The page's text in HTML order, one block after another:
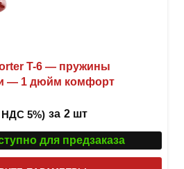
T-6 — пружины
— 1 дюйм комфорт
НДС 5%) за 2 шт
для предзаказа